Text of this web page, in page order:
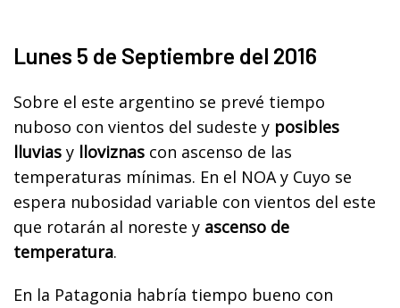
Lunes 5 de Septiembre del 2016
Sobre el este argentino se prevé tiempo
nuboso con vientos del sudeste y posibles
lluvias y lloviznas con ascenso de las
temperaturas mínimas. En el NOA y Cuyo se
espera nubosidad variable con vientos del este
que rotarán al noreste y ascenso de
temperatura.
En la Patagonia habría tiempo bueno con